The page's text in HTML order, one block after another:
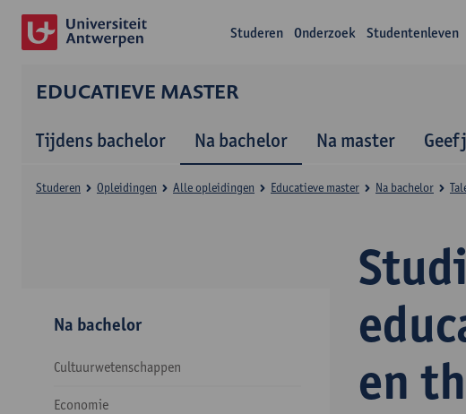
Studeren Onderzoek Studentenleven
EDUCATIEVE MASTER
Tijdens bachelor Na bachelor Na master Geef
en
Studeren Opleidingen Alle opleidingen Educatieve master Na bachelor
Na bachelor
Cultuurwetenschappen
Economie